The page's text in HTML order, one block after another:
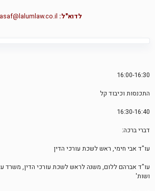
לדוא"ל: asaf@lalumlaw.co.il
16:00-16:30
התכנסות וכיבוד קל
16:30-16:40
דברי ברכה:
עו"ד אבי חימי, ראש לשכת עורכי הדין
עו"ד אברהם ללום, משנה לראש לשכת עורכי הדין, משרד
ושות'